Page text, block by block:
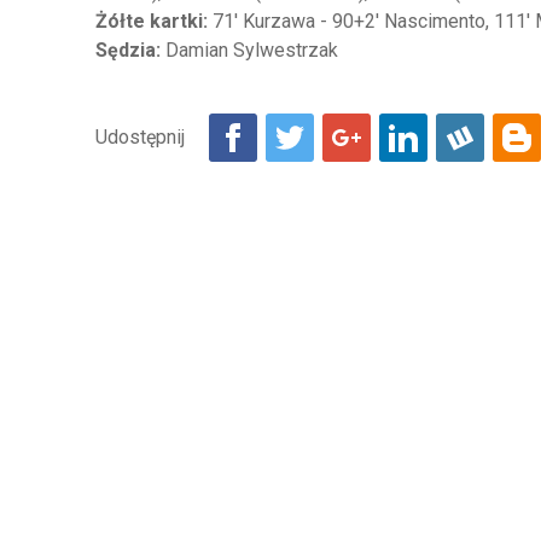
Żółte kartki: 71' Kurzawa - 90+2' Nascimento, 111'
Sędzia: Damian Sylwestrzak